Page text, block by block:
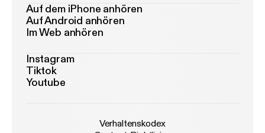
Auf dem iPhone anhören
Auf Android anhören
Im Web anhören
Instagram
Tiktok
Youtube
Verhaltenskodex